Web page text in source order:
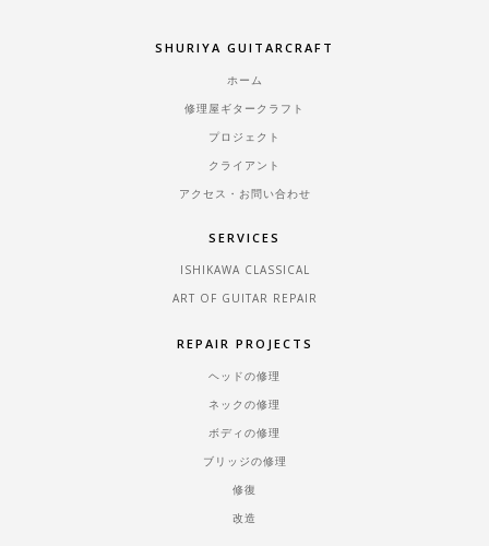
SHURIYA GUITARCRAFT
ホーム
修理屋ギタークラフト
プロジェクト
クライアント
アクセス・お問い合わせ
SERVICES
ISHIKAWA CLASSICAL
ART OF GUITAR REPAIR
REPAIR PROJECTS
ヘッドの修理
ネックの修理
ボディの修理
ブリッジの修理
修復
改造